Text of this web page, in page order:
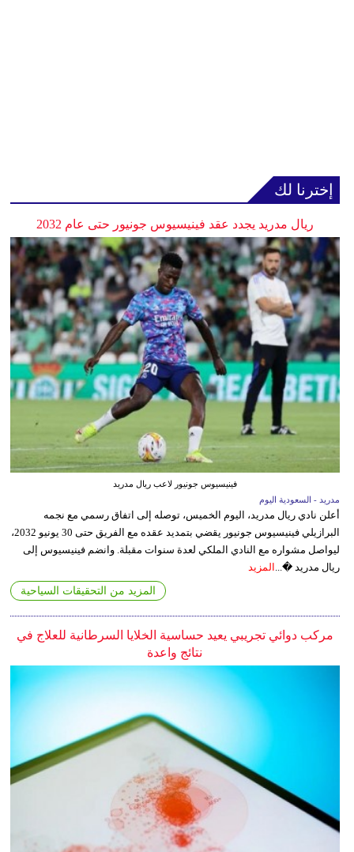
إخترنا لك
ريال مدريد يجدد عقد فينيسيوس جونيور حتى عام 2032
فينيسيوس جونيور لاعب ريال مدريد
مدريد - السعودية اليوم
أعلن نادي ريال مدريد، اليوم الخميس، توصله إلى اتفاق رسمي مع نجمه
البرازيلي فينيسيوس جونيور يقضي بتمديد عقده مع الفريق حتى 30 يونيو 2032،
ليواصل مشواره مع النادي الملكي لعدة سنوات مقبلة. وانضم فينيسيوس إلى
ريال مدريد �... المزيد
المزيد من التحقيقات السياحية
مركب دوائي تجريبي يعيد حساسية الخلايا السرطانية للعلاج في
نتائج واعدة